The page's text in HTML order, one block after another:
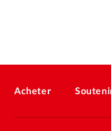
Acheter